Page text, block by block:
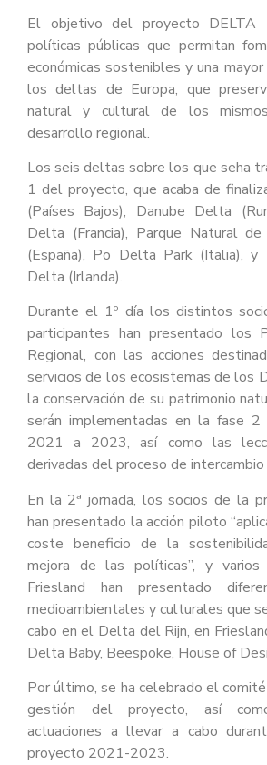
El objetivo del proyecto DELTA
políticas públicas que permitan
económicas sostenibles y una
los deltas de Europa, que
natural y cultural de los
desarrollo regional.
Los seis deltas sobre los que seha
1 del proyecto, que acaba de
(Países Bajos), Danube Delta
Delta (Francia), Parque Natural de
(España), Po Delta Park (Italia), y
Delta (Irlanda).
Durante el 1º día los distintos
participantes han presentado los
Regional, con las acciones
servicios de los ecosistemas de los
la conservación de su patrimonio
serán implementadas en la fase
2021 a 2023, así como las
derivadas del proceso de
En la 2ª jornada, los socios de la
han presentado la acción piloto
coste beneficio de la
mejora de las políticas”, y varios
Friesland han presentado
medioambientales y culturales que
cabo en el Delta del Rijn, en
Delta Baby, Beespoke, House of
Por último, se ha celebrado el
gestión del proyecto, así
actuaciones a llevar a cabo
proyecto 2021-2023.